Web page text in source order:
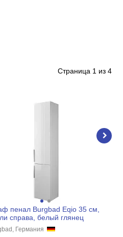
Страница 1 из 4
пенал Burgbad Eqio 35 см,
справа, белый глянец
Германия